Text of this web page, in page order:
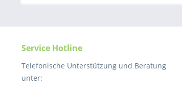
Service Hotline
Telefonische Unterstützung und Beratung
unter: